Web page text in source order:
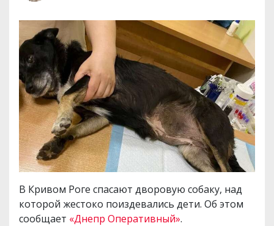
В Кривом Роге спасают дворовую собаку, над
которой жестоко поиздевались дети. Об этом
сообщает «Днепр Оперативный».